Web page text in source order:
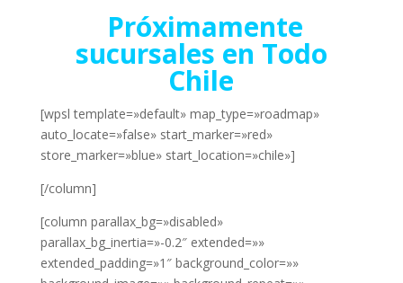
Próximamente
sucursales en Todo
Chile
[wpsl template=»default» map_type=»roadmap»
auto_locate=»false» start_marker=»red»
store_marker=»blue» start_location=»chile»]
[/column]
[column parallax_bg=»disabled»
parallax_bg_inertia=»-0.2″ extended=»»
extended_padding=»1″ background_color=»»